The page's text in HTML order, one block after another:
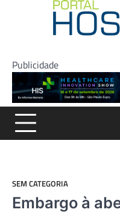
Publicidade
SEM CATEGORIA
Embargo à